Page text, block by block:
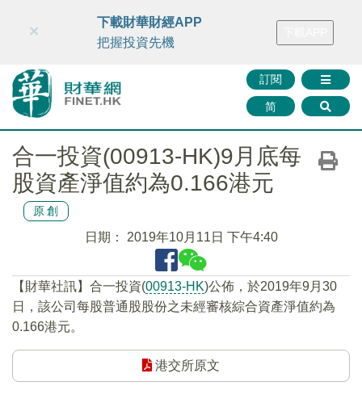
財華智庫網 FINTV FINMETA 財華證券 媒體矩陣
訂閱
简
×
下載財華財經APP
把握投資先機
合一投資(00913-HK)9月底每
股資產淨值約為0.166港元
原創
日期： 2019年10月11日 下午4:40
【財華社訊】合一投資(00913-HK)公佈，於2019年9月30
日，該公司每股普通股股份之未經審核綜合資產淨值約為
0.166港元。
港交所原文